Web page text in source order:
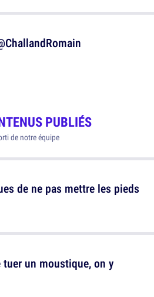
PUBLIÉS
de notre équipe
de ne pas mettre les pieds
un moustique, on y